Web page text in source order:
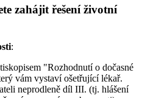
zahájit řešení životní
:
"Rozhodnutí o dočasné
vám vystaví ošetřující lékař.
neprodleně díl III. (tj. hlášení